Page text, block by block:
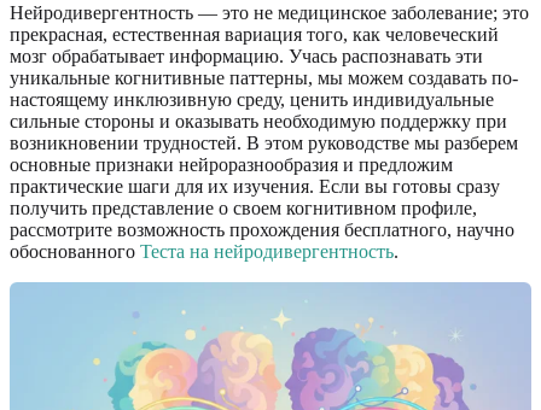
Нейродивергентность — это не медицинское заболевание; это
прекрасная, естественная вариация того, как человеческий
мозг обрабатывает информацию. Учась распознавать эти
уникальные когнитивные паттерны, мы можем создавать по-
настоящему инклюзивную среду, ценить индивидуальные
сильные стороны и оказывать необходимую поддержку при
возникновении трудностей. В этом руководстве мы разберем
основные признаки нейроразнообразия и предложим
практические шаги для их изучения. Если вы готовы сразу
получить представление о своем когнитивном профиле,
рассмотрите возможность прохождения бесплатного, научно
обоснованного Теста на нейродивергентность.